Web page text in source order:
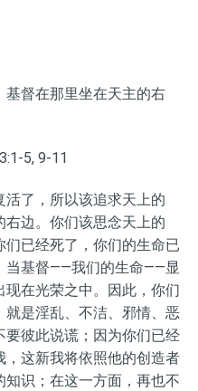
督在那里坐在天主的右
5, 9-11
了，所以该追求天上的
边。你们该思念天上的
已经死了，你们的生命已
当基督——我们的生命——显
在光荣之中。因此，你们
是淫乱、不洁、邪情、恶
彼此说谎；因为你们已经
这新我将依照他的创造者
识；在这一方面，再也不